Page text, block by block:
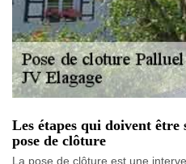
Les étapes qui doivent
pose de clôture
La pose de clôture est une